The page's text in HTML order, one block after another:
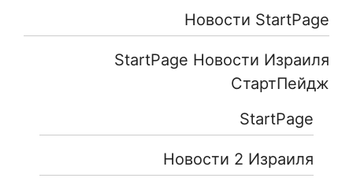
Новости StartPage
StartPage Новости Израиля
СтартПейдж
StartPage
Новости 2 Израиля